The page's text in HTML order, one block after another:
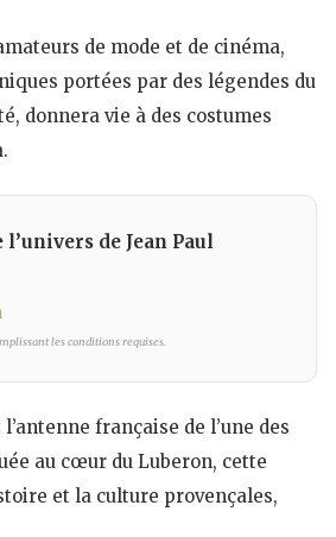
de mode et de cinéma,
portées par des légendes du
donnera vie à des costumes
de Jean Paul
les conditions requises.
française de l’une des
au cœur du Luberon, cette
et la culture provençales,